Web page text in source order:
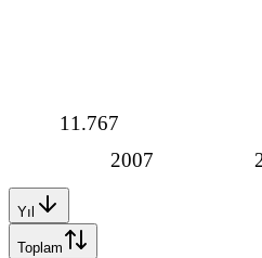
2007
11.767
Yıl
Toplam